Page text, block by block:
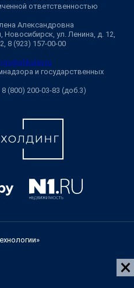
ответственностью
Александровна
Новосибирск, ул. Ленина, д. 12,
8 (923) 157-00-00
ngs@shkulev.ru
и государственных
, 8 (800) 200-03-83 (доб.3)